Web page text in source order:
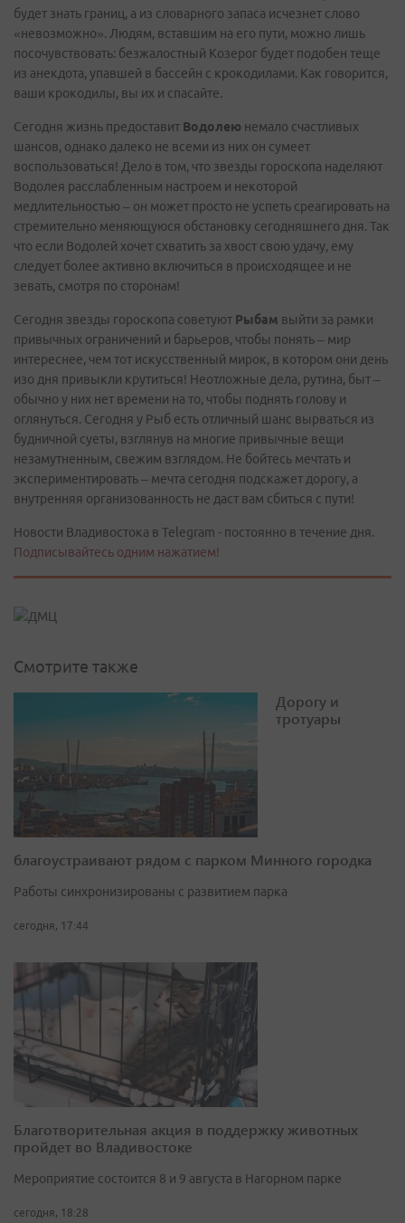
будет знать границ, а из словарного запаса исчезнет слово
«невозможно». Людям, вставшим на его пути, можно лишь
посочувствовать: безжалостный Козерог будет подобен теще
из анекдота, упавшей в бассейн с крокодилами. Как говорится,
ваши крокодилы, вы их и спасайте.
Сегодня жизнь предоставит Водолею немало счастливых
шансов, однако далеко не всеми из них он сумеет
воспользоваться! Дело в том, что звезды гороскопа наделяют
Водолея расслабленным настроем и некоторой
медлительностью – он может просто не успеть среагировать на
стремительно меняющуюся обстановку сегодняшнего дня. Так
что если Водолей хочет схватить за хвост свою удачу, ему
следует более активно включиться в происходящее и не
зевать, смотря по сторонам!
Сегодня звезды гороскопа советуют Рыбам выйти за рамки
привычных ограничений и барьеров, чтобы понять – мир
интереснее, чем тот искусственный мирок, в котором они день
изо дня привыкли крутиться! Неотложные дела, рутина, быт –
обычно у них нет времени на то, чтобы поднять голову и
оглянуться. Сегодня у Рыб есть отличный шанс вырваться из
будничной суеты, взглянув на многие привычные вещи
незамутненным, свежим взглядом. Не бойтесь мечтать и
экспериментировать – мечта сегодня подскажет дорогу, а
внутренняя организованность не даст вам сбиться с пути!
Новости Владивостока в Telegram - постоянно в течение дня.
Подписывайтесь одним нажатием!
Смотрите также
Дорогу и
тротуары
благоустраивают рядом с парком Минного городка
Работы синхронизированы с развитием парка
сегодня, 17:44
Благотворительная акция в поддержку животных
пройдет во Владивостоке
Мероприятие состоится 8 и 9 августа в Нагорном парке
сегодня, 18:28